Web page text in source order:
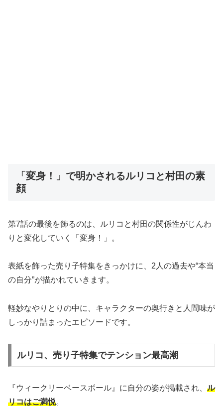
「変身！」で明かされるルリコと村田の素
顔
第7話の最後を飾るのは、ルリコと村田の関係性がじんわ
りと変化していく「変身！」。
表紙を飾った売り子特集をきっかけに、2人の過去や“本当
の自分”が描かれていきます。
軽妙なやりとりの中に、キャラクターの奥行きと人間味が
しっかり詰まったエピソードです。
ルリコ、売り子特集でテンション最高潮
『ウィークリーベースボール』に自分の姿が掲載され、 ル
リコはご満悦。